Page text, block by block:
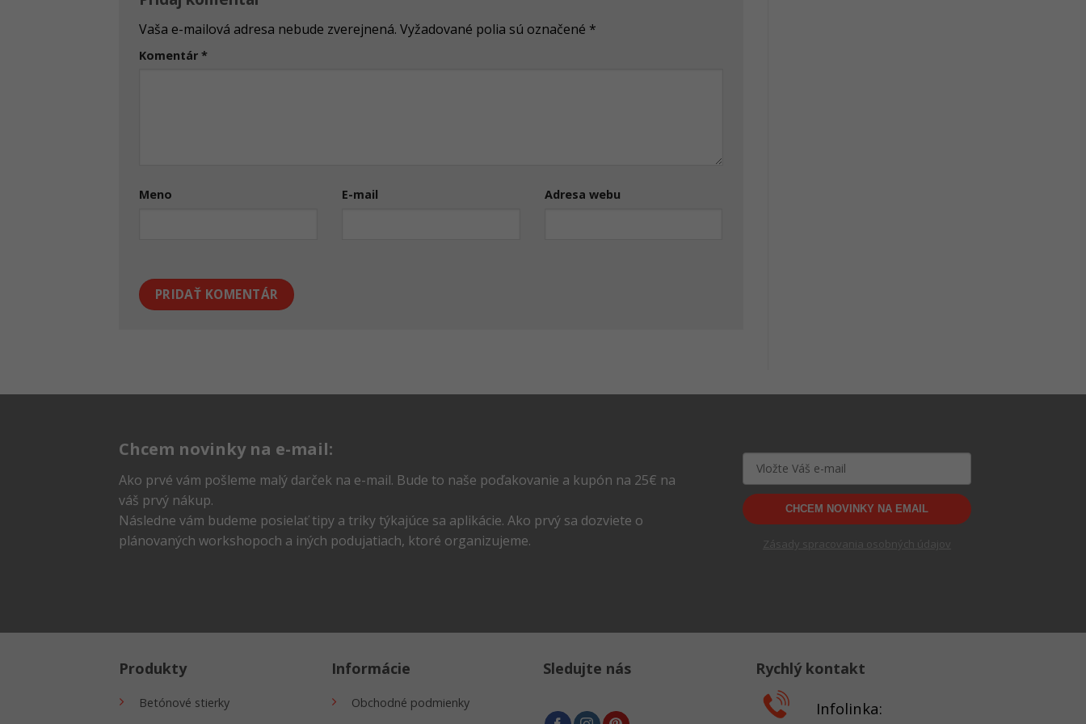
Vaša e-mailová adresa nebude zverejnená. Vyžadované polia sú označené *
Komentár *
Meno E-mail Adresa webu
Chcem novinky na e-mail:
Ako prvé vám pošleme malý darček na e-mail. Bude to naše poďakovanie a kupón na 25€ na
váš prvý nákup.
Následne vám budeme posielať tipy a triky týkajúce sa aplikácie. Ako prvý sa dozviete o
plánovaných workshopoch a iných podujatiach, ktoré organizujeme.
CHCEM NOVINKY NA EMAIL
Zásady spracovania osobných údajov
Produkty
Betónové stierky
Informácie
Obchodné podmienky
Sledujte nás Rychlý kontakt
Infolinka: